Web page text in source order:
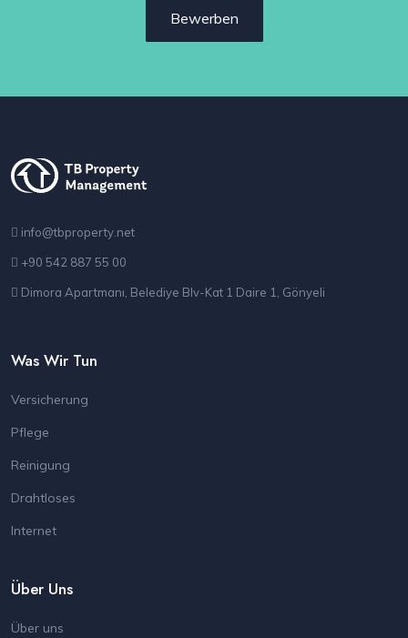
Bewerben
info@tbproperty.net
+90 542 887 55 00
Dimora Apartmanı, Belediye Blv-Kat 1 Daire 1, Gönyeli
Was Wir Tun
Versicherung
Pflege
Reinigung
Drahtloses
Internet
Über Uns
Über uns